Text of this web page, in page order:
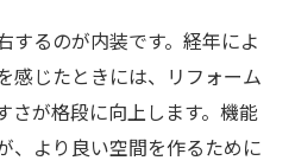
するのが内装です。経年によ
感じたときには、リフォーム
さが格段に向上します。機能
、より良い空間を作るために